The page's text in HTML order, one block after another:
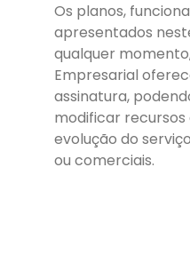
Os planos,
apresentados
qualquer
Empresarial
assinatura,
modificar
evolução do
ou comerciais.